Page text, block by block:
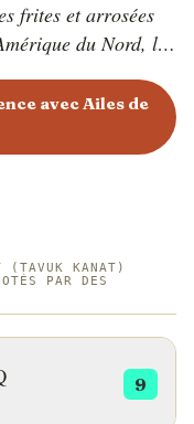
frites et arrosées
du Nord, les
marinées
mélange de yaourt,
(salça), d'ail,
telles que des
belle croûte
de bois
presque
un gril à charbon
les parcs, les aires
la Turquie
avec Ailes de
(TAVUK KANAT)
PAR DES
9